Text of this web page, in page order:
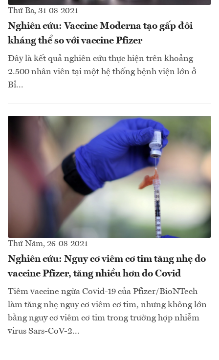
Thứ Ba, 31-08-2021
Nghiên cứu: Vaccine Moderna tạo gấp đôi
kháng thể so với vaccine Pfizer
Đây là kết quả nghiên cứu thực hiện trên khoảng
2.500 nhân viên tại một hệ thống bệnh viện lớn ở
Bỉ...
Thứ Năm, 26-08-2021
Nghiên cứu: Nguy cơ viêm cơ tim tăng nhẹ do
vaccine Pfizer, tăng nhiều hơn do Covid
Tiêm vaccine ngừa Covid-19 của Pfizer/BioNTech
làm tăng nhẹ nguy cơ viêm cơ tim, nhưng không lớn
bằng nguy cơ viêm cơ tim trong trường hợp nhiễm
virus Sars-CoV-2...